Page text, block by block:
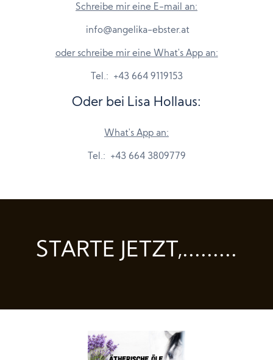
Schreibe mir eine E-mail an:
info@angelika-ebster.at
oder schreibe mir eine What's App an:
Tel.: +43 664 9119153
Oder bei Lisa Hollaus:
What's App an:
Tel.: +43 664 3809779
STARTE JETZT,.........